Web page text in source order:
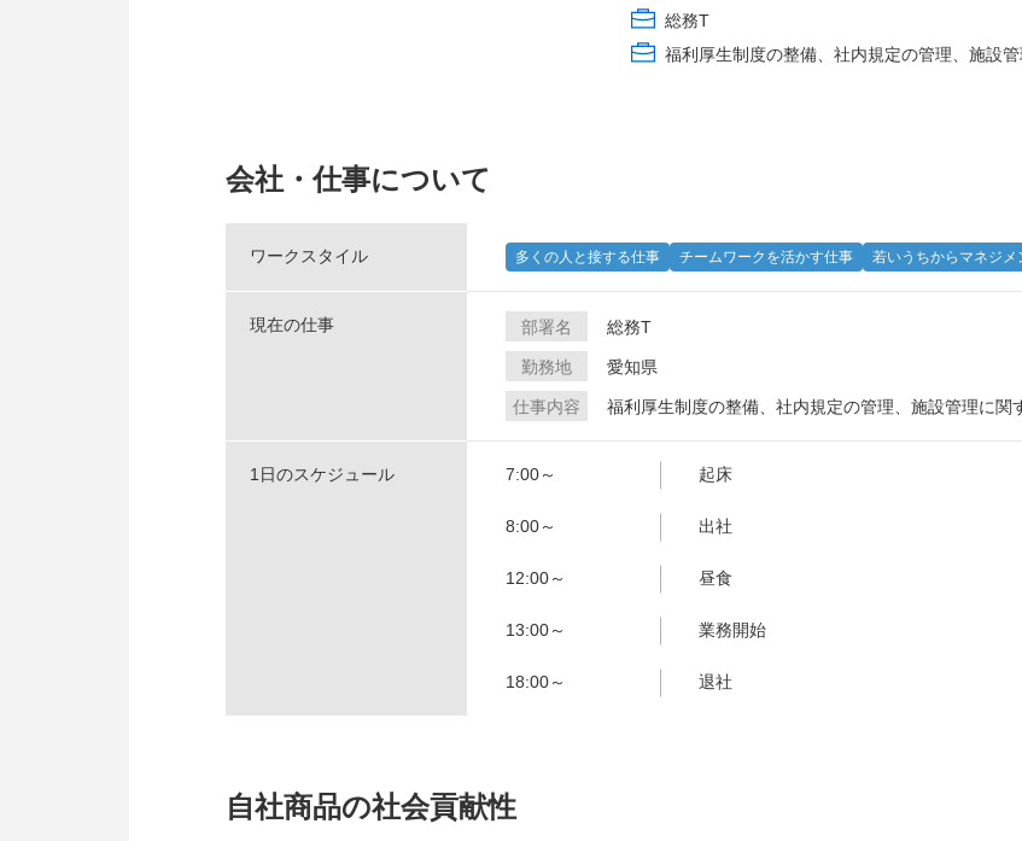
総務T
福利厚生制度の整備、社内規定の管理、施設
会社・仕事について
ワークスタイル 多くの人と接する仕事 チームワークを活かす仕事 若いうちからマネジメ
現在の仕事 部署名 総務T
勤務地 愛知県
仕事内容 福利厚生制度の整備、社内規定の管理、施設管理に関
1日のスケジュール 7:00～ 起床
8:00～ 出社
12:00～ 昼食
13:00～ 業務開始
18:00～ 退社
自社商品の社会貢献性